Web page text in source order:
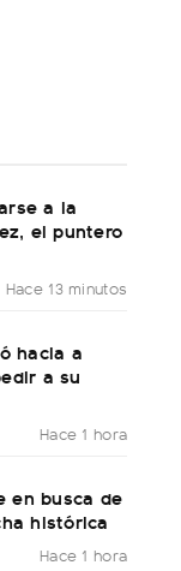
a la
el puntero
Hace 13 minutos
hacia a
a su
Hace 1 hora
en busca de
histórica
Hace 1 hora